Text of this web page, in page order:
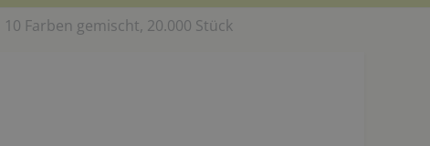
Farben gemischt, 20.000 Stück